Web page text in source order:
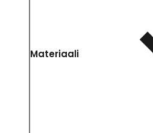
Materiaali